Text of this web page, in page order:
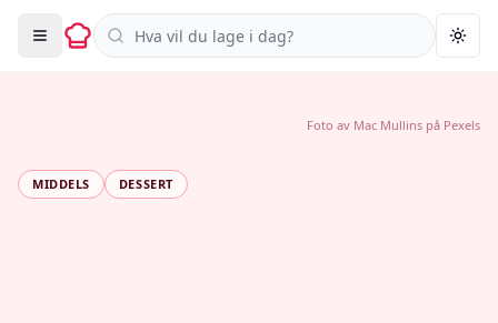
Søk i oppskrifter
MIDDELS DESSERT
Foto av Mac Mullins på Pexels